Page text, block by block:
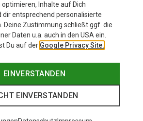
optimieren, Inhalte auf Dich
dir entsprechend personalisierte
Deine Zustimmung schließt ggf. die
Daten u.a. auch in den USA ein.
Du auf der Google Privacy Site.
EINVERSTANDEN
EINVERSTANDEN